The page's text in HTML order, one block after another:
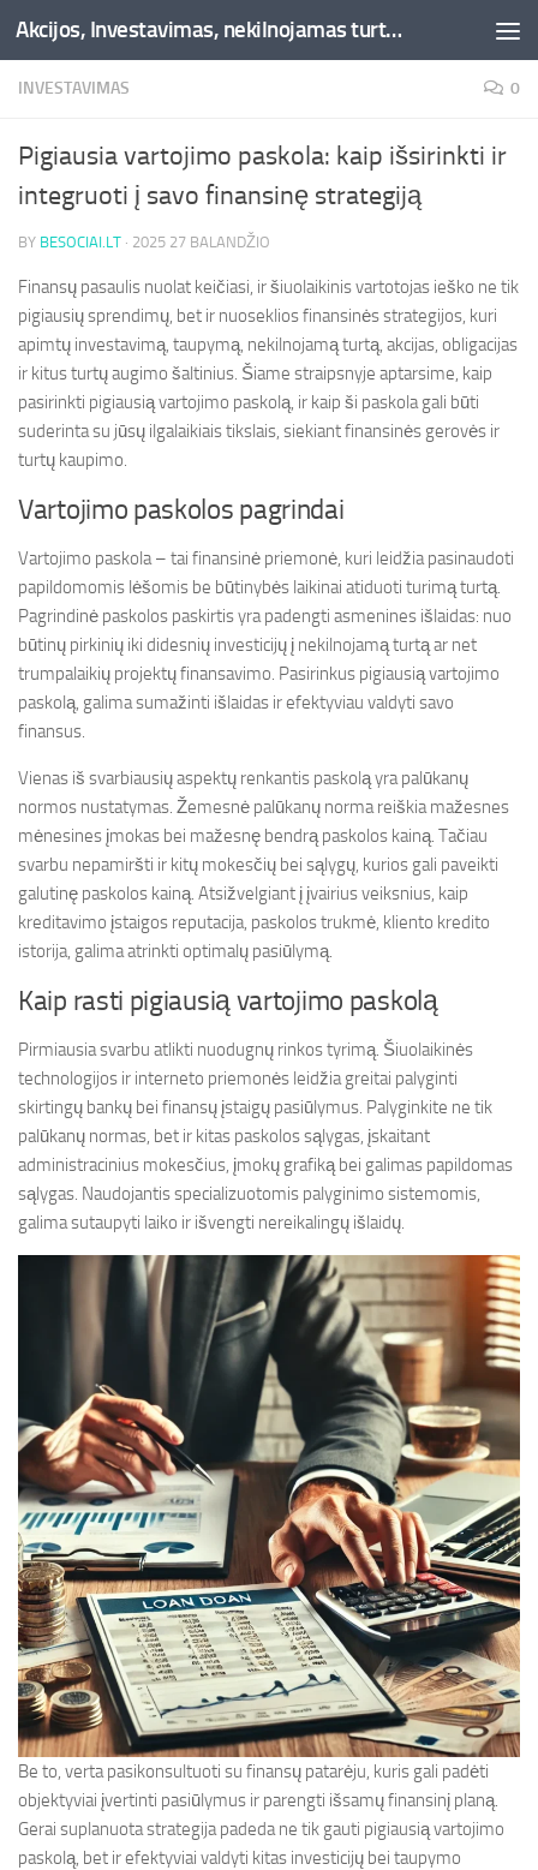
Skip to content Akcijos, Investavimas, nekilnojamas turtas, kriptovaliutos - Besociai.lt
INVESTAVIMAS 0
Pigiausia vartojimo paskola: kaip išsirinkti ir
integruoti į savo finansinę strategiją
BY BESOCIAI.LT · 2025 27 BALANDŽIO
Finansų pasaulis nuolat keičiasi, ir šiuolaikinis vartotojas ieško ne tik
pigiausių sprendimų, bet ir nuoseklios finansinės strategijos, kuri
apimtų investavimą, taupymą, nekilnojamą turtą, akcijas, obligacijas
ir kitus turtų augimo šaltinius. Šiame straipsnyje aptarsime, kaip
pasirinkti pigiausią vartojimo paskolą, ir kaip ši paskola gali būti
suderinta su jūsų ilgalaikiais tikslais, siekiant finansinės gerovės ir
turtų kaupimo.
Vartojimo paskolos pagrindai
Vartojimo paskola – tai finansinė priemonė, kuri leidžia pasinaudoti
papildomomis lėšomis be būtinybės laikinai atiduoti turimą turtą.
Pagrindinė paskolos paskirtis yra padengti asmenines išlaidas: nuo
būtinų pirkinių iki didesnių investicijų į nekilnojamą turtą ar net
trumpalaikių projektų finansavimo. Pasirinkus pigiausią vartojimo
paskolą, galima sumažinti išlaidas ir efektyviau valdyti savo
finansus.
Vienas iš svarbiausių aspektų renkantis paskolą yra palūkanų
normos nustatymas. Žemesnė palūkanų norma reiškia mažesnes
mėnesines įmokas bei mažesnę bendrą paskolos kainą. Tačiau
svarbu nepamiršti ir kitų mokesčių bei sąlygų, kurios gali paveikti
galutinę paskolos kainą. Atsižvelgiant į įvairius veiksnius, kaip
kreditavimo įstaigos reputacija, paskolos trukmė, kliento kredito
istorija, galima atrinkti optimalų pasiūlymą.
Kaip rasti pigiausią vartojimo paskolą
Pirmiausia svarbu atlikti nuodugnų rinkos tyrimą. Šiuolaikinės
technologijos ir interneto priemonės leidžia greitai palyginti
skirtingų bankų bei finansų įstaigų pasiūlymus. Palyginkite ne tik
palūkanų normas, bet ir kitas paskolos sąlygas, įskaitant
administracinius mokesčius, įmokų grafiką bei galimas papildomas
sąlygas. Naudojantis specializuotomis palyginimo sistemomis,
galima sutaupyti laiko ir išvengti nereikalingų išlaidų.
Be to, verta pasikonsultuoti su finansų patarėju, kuris gali padėti
objektyviai įvertinti pasiūlymus ir parengti išsamų finansinį planą.
Gerai suplanuota strategija padeda ne tik gauti pigiausią vartojimo
paskolą, bet ir efektyviai valdyti kitas investicijų bei taupymo